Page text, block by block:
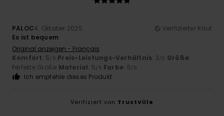
PALOC4. Oktober 2025
Verifizierter Kauf
Es ist bequem
Original anzeigen - Français
Komfort: 5/5 Preis-Leistungs-Verhältnis: 3/5 Größe:
Perfekte Größe Material: 5/5 Farbe: 5/5
Ich empfehle dieses Produkt
Verifiziert von TrustVille